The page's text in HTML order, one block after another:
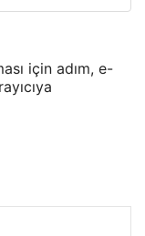
için adım, e-